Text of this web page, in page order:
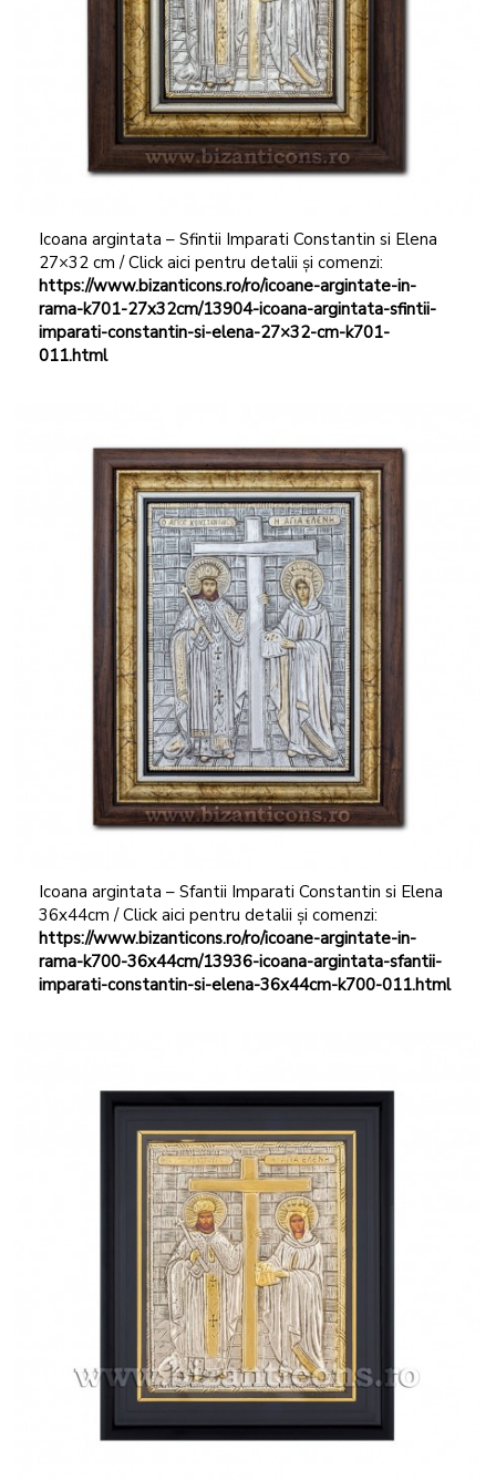
Icoana argintata – Sfintii Imparati Constantin si Elena
27×32 cm / Click aici pentru detalii și comenzi:
https://www.bizanticons.ro/ro/icoane-argintate-in-
rama-k701-27x32cm/13904-icoana-argintata-sfintii-
imparati-constantin-si-elena-27×32-cm-k701-
011.html
Icoana argintata – Sfantii Imparati Constantin si Elena
36x44cm / Click aici pentru detalii și comenzi:
https://www.bizanticons.ro/ro/icoane-argintate-in-
rama-k700-36x44cm/13936-icoana-argintata-sfantii-
imparati-constantin-si-elena-36x44cm-k700-011.html